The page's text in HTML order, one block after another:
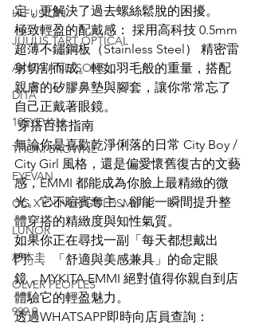
H-FUSION
JULIUS TART OPTICAL
AKIRA AND SONS
DITA
10EYEVAN
THOM BROWNE
EYEVAN
OG X OLIVER GOLDSMITH
LUNOR
杉本圭
OLVER PEOPLES
999.9
定，更解決了過去螺絲鬆脫的困擾。
極致輕盈的配戴感： 採用高科技 0.5mm
超薄不鏽鋼板（Stainless Steel） 精密雷
射切割而成。輕如羽毛般的重量，搭配
親膚的矽膠鼻墊與腳套，讓你常常忘了
自己正戴著眼鏡。
穿搭百搭指南
無論你是喜歡乾淨俐落的日常 City Boy /
City Girl 風格，還是偏愛懷舊復古的文藝
感，EMMI 都能成為你臉上最精緻的微
光。它不喧賓奪主，卻能一瞬間提升整
體穿搭的精緻度與知性氣質。
如果你正在尋找一副「每天都想戴出
門」、「舒適與美感兼具」的命定眼
鏡，MYKITA EMMI 絕對值得你親自到店
體驗它的輕盈魅力。
透過WHATSAPP即時向店員查詢：